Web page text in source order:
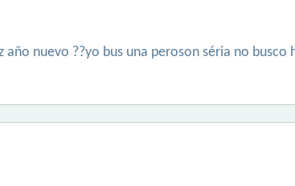
nuevo ??yo bus una peroson séria no